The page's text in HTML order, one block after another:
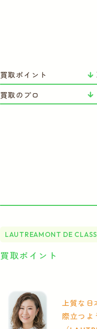
買取ポイント
買取のプロ
LAUTREAMONT DE
買取ポイント
上質な日
際立つよ